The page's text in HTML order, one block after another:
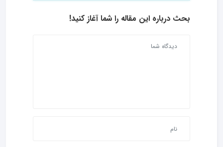
بحث درباره این مقاله را شما آغاز کنید!